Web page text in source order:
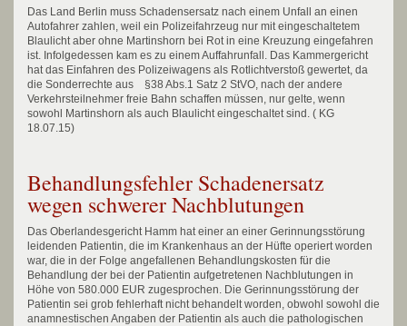
Das Land Berlin muss Schadensersatz nach einem Unfall an einen
Autofahrer zahlen, weil ein Polizeifahrzeug nur mit eingeschaltetem
Blaulicht aber ohne Martinshorn bei Rot in eine Kreuzung eingefahren
ist. Infolgedessen kam es zu einem Auffahrunfall. Das Kammergericht
hat das Einfahren des Polizeiwagens als Rotlichtverstoß gewertet, da
die Sonderrechte aus §38 Abs.1 Satz 2 StVO, nach der andere
Verkehrsteilnehmer freie Bahn schaffen müssen, nur gelte, wenn
sowohl Martinshorn als auch Blaulicht eingeschaltet sind. ( KG
18.07.15)
Behandlungsfehler Schadenersatz
wegen schwerer Nachblutungen
Das Oberlandesgericht Hamm hat einer an einer Gerinnungsstörung
leidenden Patientin, die im Krankenhaus an der Hüfte operiert worden
war, die in der Folge angefallenen Behandlungskosten für die
Behandlung der bei der Patientin aufgetretenen Nachblutungen in
Höhe von 580.000 EUR zugesprochen. Die Gerinnungsstörung der
Patientin sei grob fehlerhaft nicht behandelt worden, obwohl sowohl die
anamnestischen Angaben der Patientin als auch die pathologischen